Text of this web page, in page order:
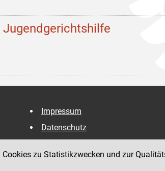
Impressum
Datenschutz
Hinweisgeber:innenplattform (für
zu Statistikzwecken und zur